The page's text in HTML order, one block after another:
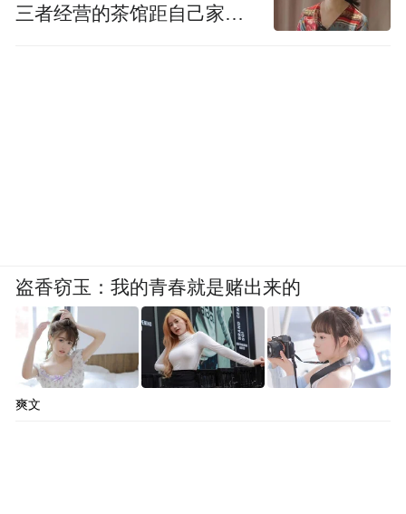
三者经营的茶馆距自己家步
盗香窃玉：我的青春就是赌出来的
爽文